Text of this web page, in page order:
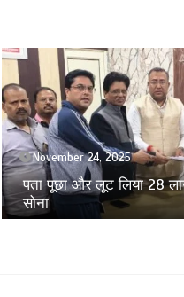
September 9, 2025 1 min
मोबाइल एप का क्यू आर कोड
लूट करने वाले दबोचे